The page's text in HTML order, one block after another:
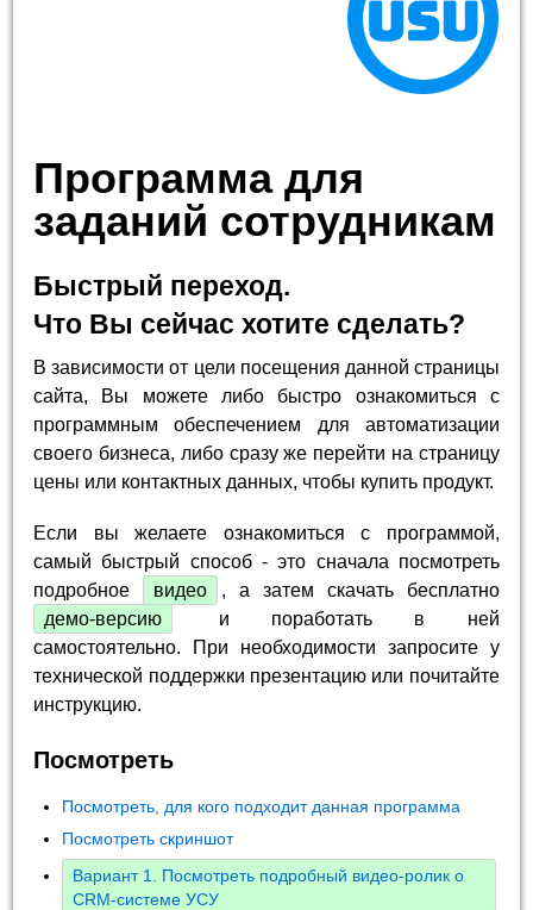
Программа для
заданий сотрудникам
Быстрый переход.
Что Вы сейчас хотите сделать?
В зависимости от цели посещения данной страницы
сайта, Вы можете либо быстро ознакомиться с
программным обеспечением для автоматизации
своего бизнеса, либо сразу же перейти на страницу
цены или контактных данных, чтобы купить продукт.
Если вы желаете ознакомиться с программой,
самый быстрый способ - это сначала посмотреть
подробное
видео
, а затем скачать бесплатно
демо-версию
и поработать в ней
самостоятельно. При необходимости запросите у
технической поддержки презентацию или почитайте
инструкцию.
Посмотреть
Посмотреть, для кого подходит данная программа
Посмотреть скриншот
Вариант 1. Посмотреть подробный видео-ролик о
CRM-системе УСУ